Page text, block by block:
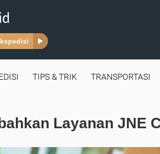
TIPS & TRIK TRANSPORTASI
Layanan JNE